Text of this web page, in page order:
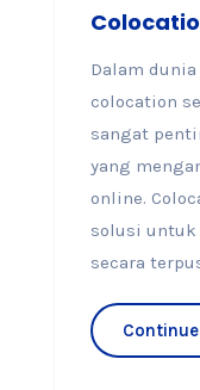
Dalam
colocation
sangat
yang
online.
solusi
secara